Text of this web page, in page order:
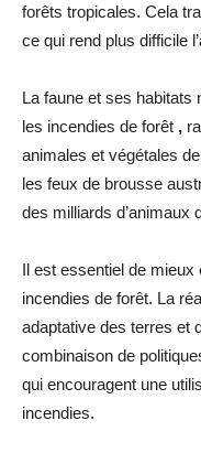
forêts tropicales. Cela
ce qui rend plus difficile
La faune et ses habitats
les incendies de forêt ,
animales et végétales
les feux de brousse
des milliards d’animaux
Il est essentiel de
incendies de forêt. La
adaptative des terres et
combinaison de
qui encouragent une
incendies.